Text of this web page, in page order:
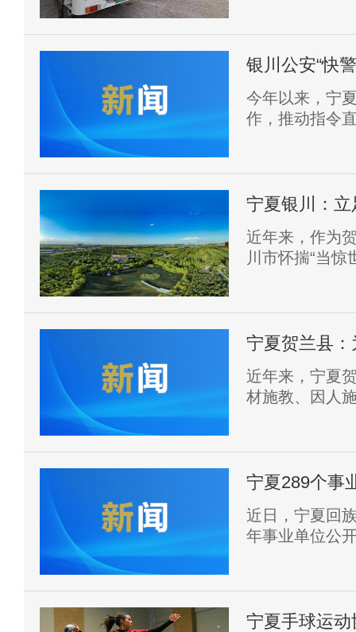
银川公安“快
今年以来，宁
作，推动指令
宁夏银川：立
近年来，作为
川市怀揣“当
宁夏贺兰县
近年来，宁夏
材施教、因人
宁夏289个事
近日，宁夏回
年事业单位公
宁夏手球运